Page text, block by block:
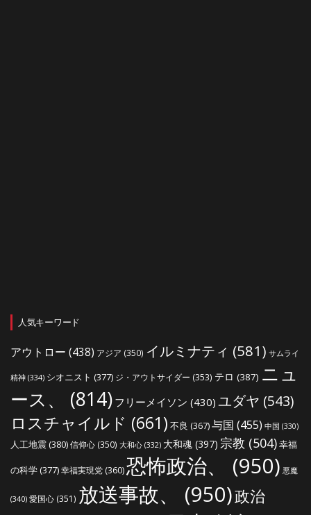
人気キーワード
アウトロー (438) アジア (350) イルミナティ (581) サムライ
精神 (334) シオニスト (377) ジ・アウトサイダー (353) テロ (387) ニュ
ース、
(814) フリーメイソン (430) ユダヤ (543)
ロスチャイルド (661) 不良 (367)与国 (455) 中国 (330)
人工地震(380)信仰心 (350) 大和心 (332) 大和魂 (397) 宗教 (504)幸福
の科学(377)幸福実現党 (360)恐怖政治、 (950) 悪魔
(340) 愛国心 (351) 放送事故、 (950)政治